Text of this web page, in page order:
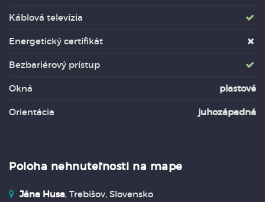
Káblová televízia
Energetický certifikát
Bezbariérový prístup
Okná plastové
Orientácia juhozápadná
Poloha nehnuteľnosti na mape
Jána Husa, Trebišov, Slovensko